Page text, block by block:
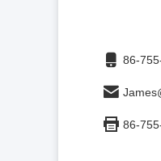
86-
86-